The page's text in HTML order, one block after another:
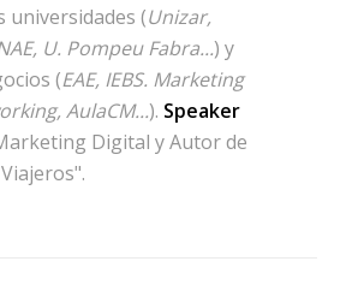
universidades (Unizar,
U. Pompeu Fabra...) y
(EAE, IEBS. Marketing
AulaCM...). Speaker
Digital y Autor de